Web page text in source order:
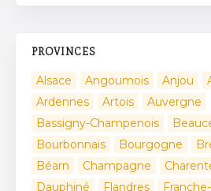
PROVINCES
Alsace Angoumois Anjou
Ardennes
Artois
Auvergne
Bassigny-Champenois
Bourbonnais
Bourgogne
Béarn
Champagne
Dauphiné
Flandres